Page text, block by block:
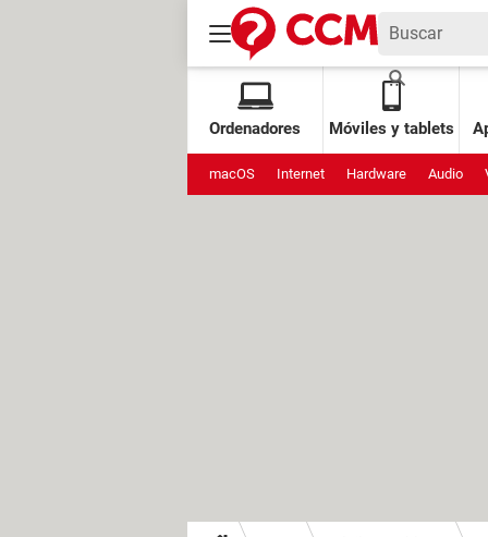
Ordenadores Móviles y tablets
macOS Internet Hardware Audio